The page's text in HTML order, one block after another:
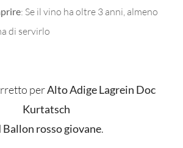
: Se il vino ha oltre 3 anni, almeno
di servirlo
perAlto Adige Lagrein Doc
Kurtatsch
Ballon rosso giovane.